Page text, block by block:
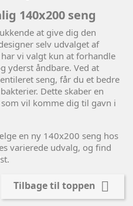
140x200 seng
at give dig den
selv udvalget af
vi valgt kun at forhandle
yderst åndbare. Ved at
seng, får du et bedre
Dette skaber en
vil komme dig til gavn i
en ny 140x200 seng hos
varierede udvalg, og find
Tilbage til toppen 